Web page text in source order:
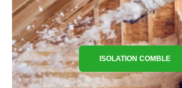
ISOLATION COMBLE